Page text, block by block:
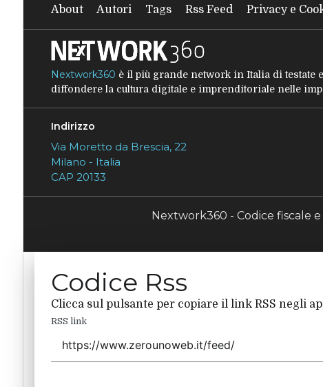
About Autori Tags Rss Feed Privacy e
Nextwork360 è il più grande network in Italia di testate
diffondere la cultura digitale e imprenditoriale nelle
Indirizzo
Via Moretto da Brescia, 22
Milano - Italia
CAP 20133
Nextwork360 - Codice fiscale e
Codice Rss
Clicca sul pulsante per copiare il link RSS negli
RSS link